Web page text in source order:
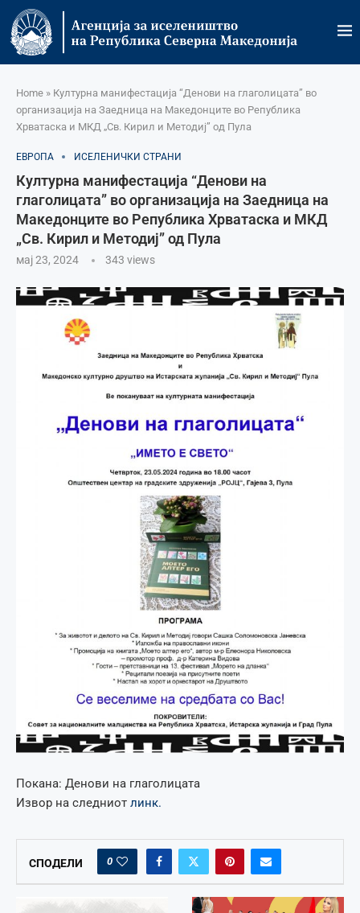
Home » Културна манифестација “Денови на глаголицата” во
организација на Заедница на Македонците во Република
Хрватаска и МКД „Св. Кирил и Методиј” од Пула
ЕВРОПА ИСЕЛЕНИЧКИ СТРАНИ
Културна манифестација “Денови на
глаголицата” во организација на Заедница на
Македонците во Република Хрватаска и МКД
„Св. Кирил и Методиј” од Пула
мај 23, 2024 343 views
Покана: Денови на глаголицата
Извор на следниот линк.
СПОДЕЛИ 0